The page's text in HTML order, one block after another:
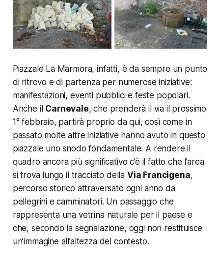
Piazzale La Marmora, infatti, è da sempre un punto
di ritrovo e di partenza per numerose iniziative:
manifestazioni, eventi pubblici e feste popolari.
Anche il Carnevale, che prenderà il via il prossimo
1° febbraio, partirà proprio da qui, così come in
passato molte altre iniziative hanno avuto in questo
piazzale uno snodo fondamentale. A rendere il
quadro ancora più significativo c’è il fatto che l’area
si trova lungo il tracciato della Via Francigena,
percorso storico attraversato ogni anno da
pellegrini e camminatori. Un passaggio che
rappresenta una vetrina naturale per il paese e
che, secondo la segnalazione, oggi non restituisce
un’immagine all’altezza del contesto.